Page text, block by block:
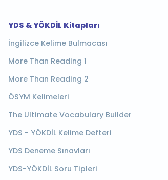
YDS & YÖKDİL Kitapları
İngilizce Kelime Bulmacası
More Than Reading 1
More Than Reading 2
ÖSYM Kelimeleri
The Ultimate Vocabulary Builder
YDS - YÖKDİL Kelime Defteri
YDS Deneme Sınavları
YDS-YÖKDİL Soru Tipleri